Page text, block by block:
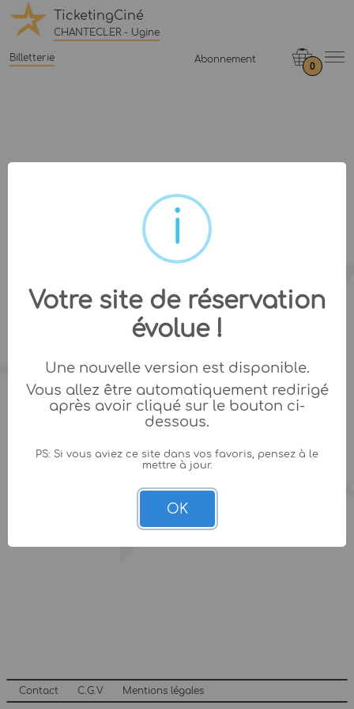
TicketingCiné
CHANTECLER - Ugine
Billetterie Abonnement
0
Contact C.G.V Mentions légales
Votre site de réservation
évolue !
Une nouvelle version est disponible.
Vous allez être automatiquement redirigé
après avoir cliqué sur le bouton ci-
dessous.
PS: Si vous aviez ce site dans vos favoris, pensez à le
mettre à jour.
OK